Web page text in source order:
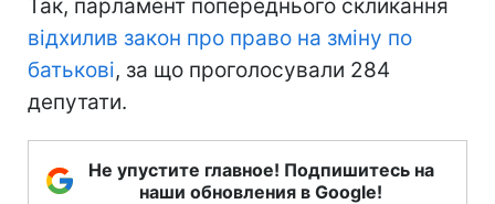
Так, парламент попереднього скликання
відхилив закон про право на зміну по
батькові, за що проголосували 284
депутати.
Не упустите главное! Подпишитесь на
наши обновления в Google!